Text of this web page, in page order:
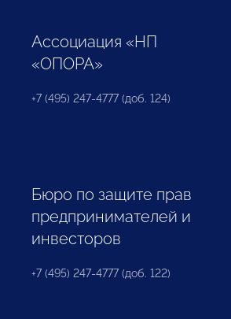
Ассоциация «НП
«ОПОРА»
+7 (495) 247-4777 (доб. 124)
Бюро по защите прав
предпринимателей и
инвесторов
+7 (495) 247-4777 (доб. 122)